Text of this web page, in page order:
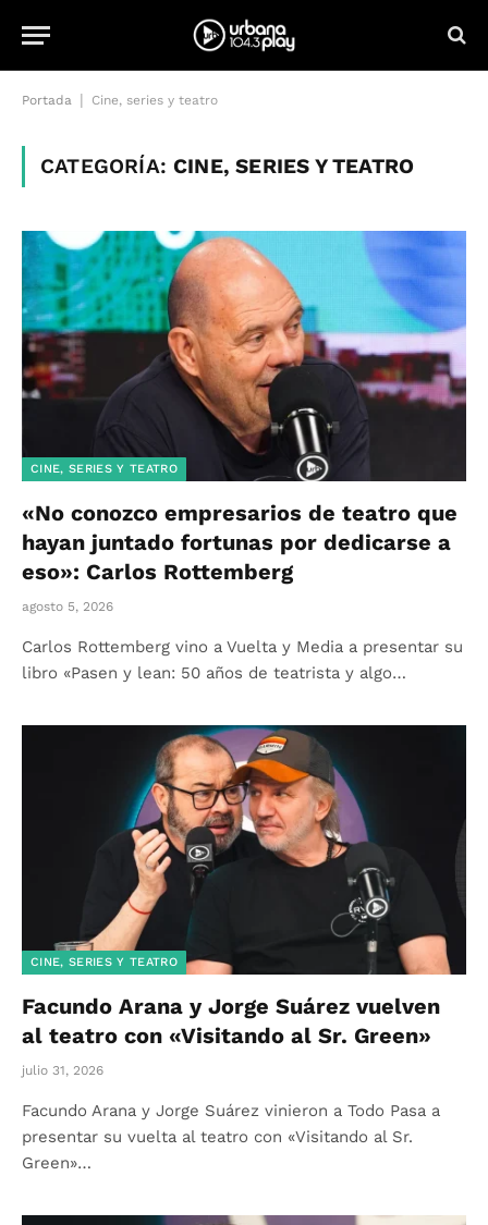
Portada Cine, series y teatro
CATEGORÍA:CINE, SERIES Y TEATRO
CINE, SERIES Y TEATRO
«No conozco empresarios de teatro que
hayan juntado fortunas por dedicarse a
eso»: Carlos Rottemberg
agosto 5, 2026
Carlos Rottemberg vino a Vuelta y Media a presentar su
libro «Pasen y lean: 50 años de teatrista y algo…
CINE, SERIES Y TEATRO
Facundo Arana y Jorge Suárez vuelven
al teatro con «Visitando al Sr. Green»
julio 31, 2026
Facundo Arana y Jorge Suárez vinieron a Todo Pasa a
presentar su vuelta al teatro con «Visitando al Sr.
Green»…